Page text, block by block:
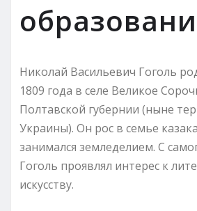
Николай Васильевич Гоголь
1809 года в селе Великое
Полтавской губернии (ныне
Украины). Он рос в семье
занимался земледелием. С
Гоголь проявлял интерес к
искусству.